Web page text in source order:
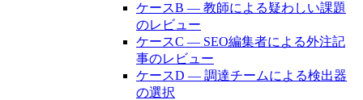
ケースB — 教師による疑わしい課題
のレビュー
ケースC — SEO編集者による外注記
事のレビュー
ケースD — 調達チームによる検出器
の選択